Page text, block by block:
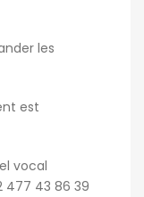
les
est
vocal
477 43 86 39